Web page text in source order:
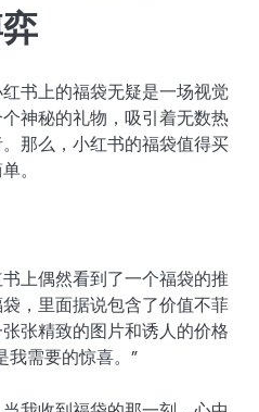
书上的福袋无疑是一场视觉
神秘的礼物，吸引着无数热
那么，小红书的福袋值得买
。
上偶然看到了一个福袋的推
，里面据说包含了价值不菲
张精致的图片和诱人的价格
我需要的惊喜。”